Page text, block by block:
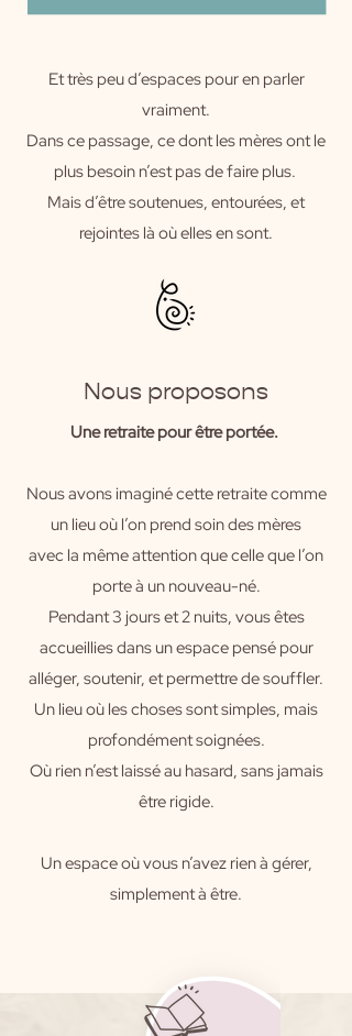
Et très peu d’espaces pour en parler
vraiment.
Dans ce passage, ce dont les mères ont le
plus besoin n’est pas de faire plus.
Mais d’être soutenues, entourées, et
rejointes là où elles en sont.
Nous proposons
​Une retraite pour être portée.
Nous avons imaginé cette retraite comme
un lieu où l’on prend soin des mères
avec la même attention que celle que l’on
porte à un nouveau-né.
Pendant 3 jours et 2 nuits, vous êtes
accueillies dans un espace pensé pour
alléger, soutenir, et permettre de souffler.
Un lieu où les choses sont simples, mais
profondément soignées.
Où rien n’est laissé au hasard, sans jamais
être rigide.
Un espace où vous n’avez rien à gérer,
simplement à être.